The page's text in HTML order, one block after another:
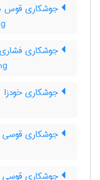
جوشکاری قوس
جوشکاری
جوشکاری خودزا
جوشکاری قوسی
جوشکاری قوسی